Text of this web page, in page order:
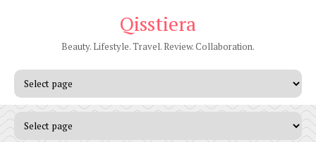
Qisstiera
Beauty. Lifestyle. Travel. Review. Collaboration.